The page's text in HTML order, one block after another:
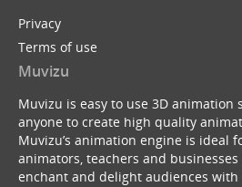
Privacy
Terms of use
Muvizu
Muvizu is easy to use 3D animation
anyone to create high quality
Muvizu’s animation engine is ideal
animators, teachers and
enchant and delight audiences